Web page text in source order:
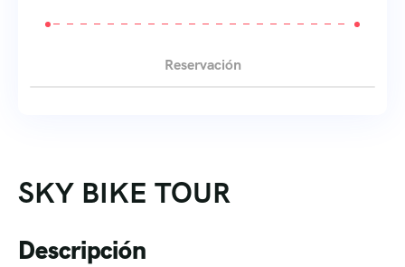
SKY BIKE TOUR
Descripción
Reservación